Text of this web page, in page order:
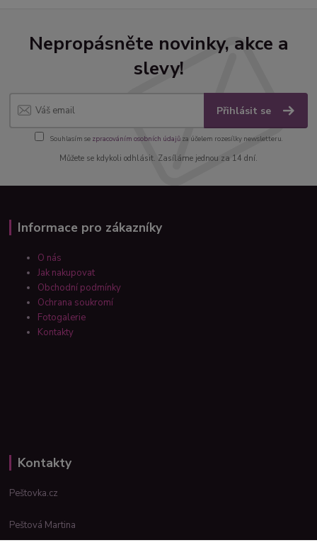
Nepropásněte novinky, akce a
slevy!
Přihlásit se
Souhlasím se zpracováním osobních údajůza účelem rozesílky newsletteru.
Můžete se kdykoli odhlásit. Zasíláme jednou za 14 dní.
Informace pro zákazníky
O nás
Jak nakupovat
Obchodní podmínky
Ochrana soukromí
Fotogalerie
Kontakty
Kontakty
Peštovka.cz
Peštová Martina